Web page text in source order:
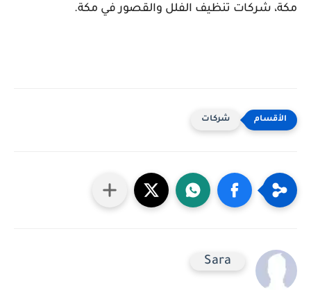
مكة، شركات تنظيف الفلل والقصور في مكة.
شركات
Sara